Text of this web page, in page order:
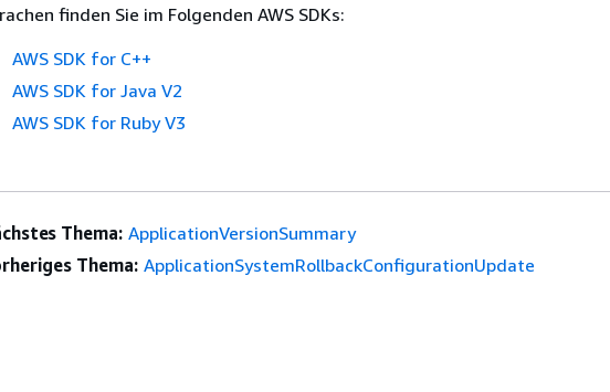
finden Sie im Folgenden AWS SDKs:
AWS SDK for C++
AWS SDK for Java V2
AWS SDK for Ruby V3
Thema: ApplicationVersionSummary
Thema: ApplicationSystemRollbackConfigurationUpdate